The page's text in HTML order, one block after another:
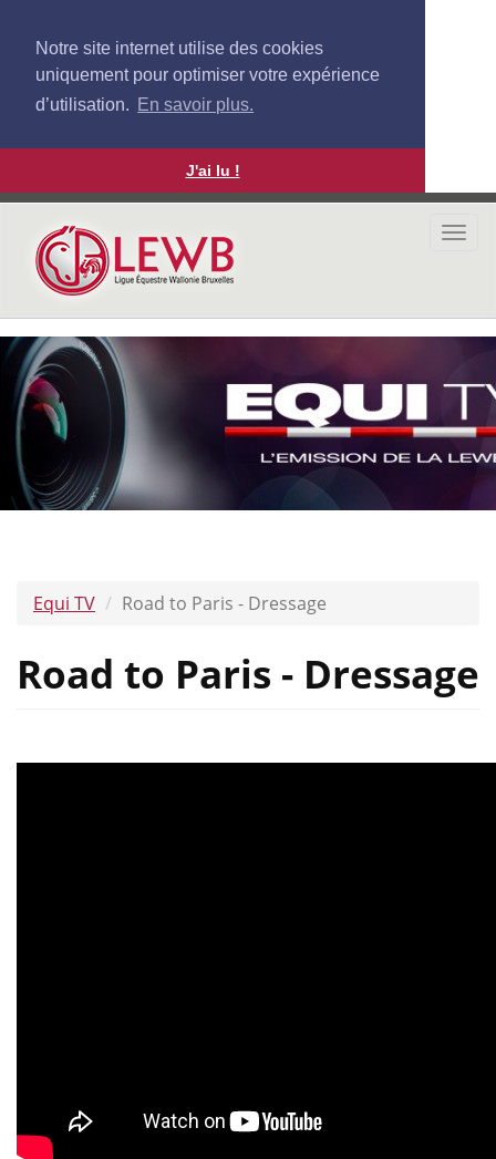
Notre site internet utilise des cookies
uniquement pour optimiser votre expérience
d’utilisation. En savoir plus.
J'ai lu !
Aller
contenu
principal
Equi TV Road to Paris - Dressage
Road to Paris - Dressage